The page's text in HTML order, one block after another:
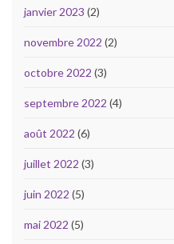
janvier 2023 (2)
novembre 2022 (2)
octobre 2022 (3)
septembre 2022 (4)
août 2022 (6)
juillet 2022 (3)
juin 2022 (5)
mai 2022 (5)